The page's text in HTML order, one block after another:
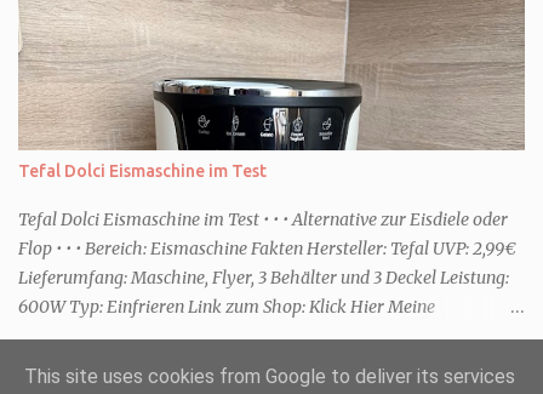
gegenseitig. Sie zieht in das Haus und muss schon bald erkennen,
dass viel mehr dahintersteckt. Meine Leseeindrücke Die Klippe -
ist ein Thriller, bei dem ich mich direkt fragte: Gehen den Verlagen
die Titel aus? Erst vor wenigen Wochen las ich einen anderen
Thriller mit dem gleichen Titel. Tatsächlich sind sie sehr
unterschiedlich, haben aber noch eine Gemeinsamkeit. Sie haben
Tefal Dolci Eismaschine im Test
Tefal Dolci Eismaschine im Test • • • Alternative zur Eisdiele oder
Flop • • • Bereich: Eismaschine Fakten Hersteller: Tefal UVP: 2,99€
Lieferumfang: Maschine, Flyer, 3 Behälter und 3 Deckel Leistung:
600W Typ: Einfrieren Link zum Shop: Klick Hier Meine
Erfahrungen Erste Schritte Die Maschine kommt in einem großen
Karton. Da sie jedoch nicht viel beinhaltet ist sie schnell
This site uses cookies from Google to deliver its services